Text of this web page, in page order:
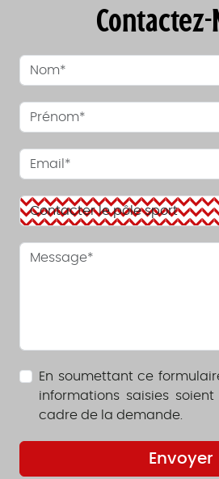
En soumettant ce
informations saisies
cadre de la demande.